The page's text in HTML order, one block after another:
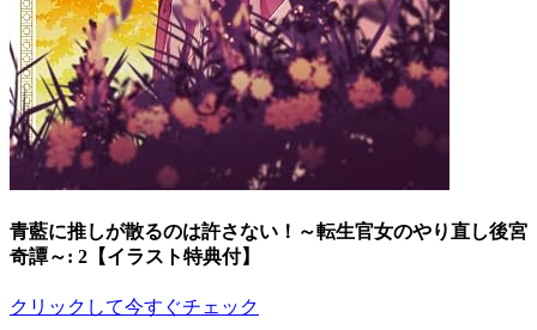
青藍に推しが散るのは許さない！～転生官女のやり直し後宮
奇譚～: 2【イラスト特典付】
クリックして今すぐチェック